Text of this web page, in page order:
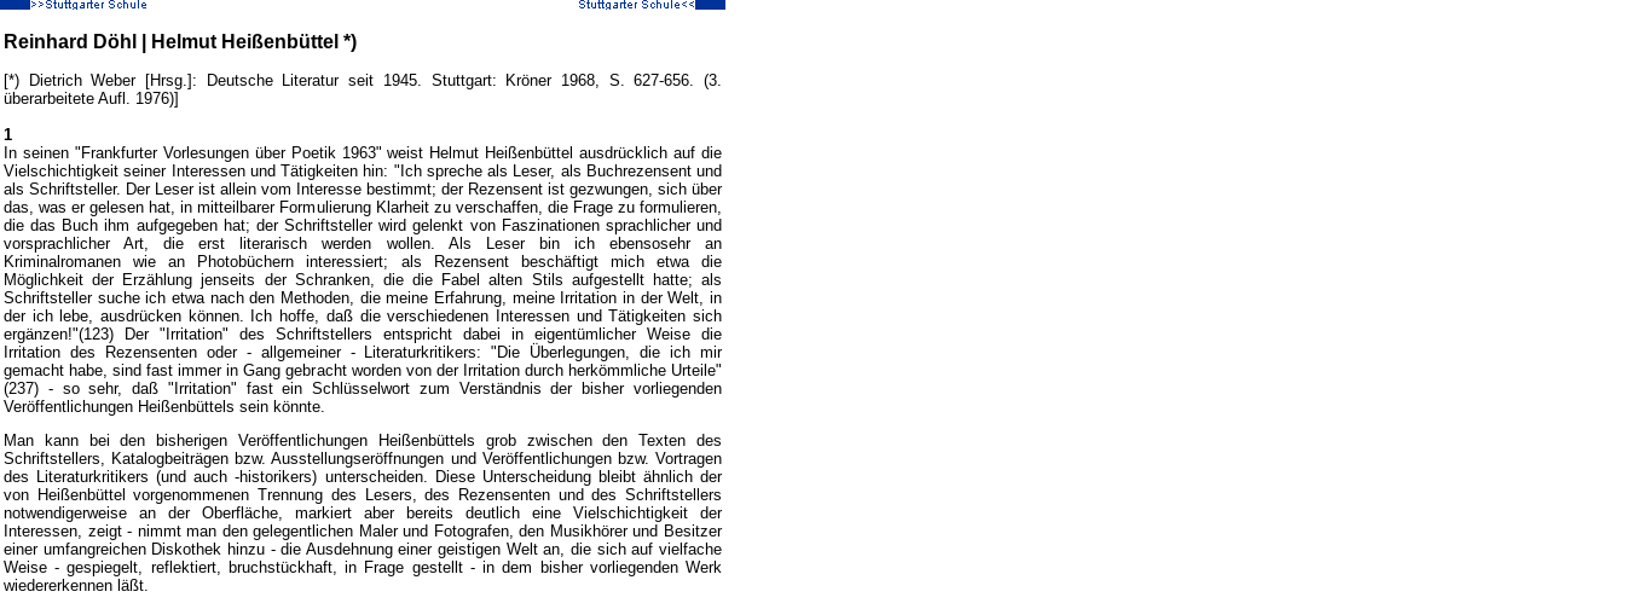
Reinhard Döhl | Helmut Heißenbüttel *)
[*) Dietrich Weber [Hrsg.]: Deutsche Literatur seit 1945. Stuttgart: Kröner 1968, S. 627-656. (3.
überarbeitete Aufl. 1976)]
1
In seinen "Frankfurter Vorlesungen über Poetik 1963" weist Helmut Heißenbüttel ausdrücklich auf die
Vielschichtigkeit seiner Interessen und Tätigkeiten hin: "Ich spreche als Leser, als Buchrezensent und
als Schriftsteller. Der Leser ist allein vom Interesse bestimmt; der Rezensent ist gezwungen, sich über
das, was er gelesen hat, in mitteilbarer Formulierung Klarheit zu verschaffen, die Frage zu formulieren,
die das Buch ihm aufgegeben hat; der Schriftsteller wird gelenkt von Faszinationen sprachlicher und
vorsprachlicher Art, die erst literarisch werden wollen. Als Leser bin ich ebensosehr an
Kriminalromanen wie an Photobüchern interessiert; als Rezensent beschäftigt mich etwa die
Möglichkeit der Erzählung jenseits der Schranken, die die Fabel alten Stils aufgestellt hatte; als
Schriftsteller suche ich etwa nach den Methoden, die meine Erfahrung, meine Irritation in der Welt, in
der ich lebe, ausdrücken können. Ich hoffe, daß die verschiedenen Interessen und Tätigkeiten sich
ergänzen!"(123) Der "Irritation" des Schriftstellers entspricht dabei in eigentümlicher Weise die
Irritation des Rezensenten oder - allgemeiner - Literaturkritikers: "Die Überlegungen, die ich mir
gemacht habe, sind fast immer in Gang gebracht worden von der Irritation durch herkömmliche Urteile"
(237) - so sehr, daß "Irritation" fast ein Schlüsselwort zum Verständnis der bisher vorliegenden
Veröffentlichungen Heißenbüttels sein könnte.
Man kann bei den bisherigen Veröffentlichungen Heißenbüttels grob zwischen den Texten des
Schriftstellers, Katalogbeiträgen bzw. Ausstellungseröffnungen und Veröffentlichungen bzw. Vortragen
des Literaturkritikers (und auch -historikers) unterscheiden. Diese Unterscheidung bleibt ähnlich der
von Heißenbüttel vorgenommenen Trennung des Lesers, des Rezensenten und des Schriftstellers
notwendigerweise an der Oberfläche, markiert aber bereits deutlich eine Vielschichtigkeit der
Interessen, zeigt - nimmt man den gelegentlichen Maler und Fotografen, den Musikhörer und Besitzer
einer umfangreichen Diskothek hinzu - die Ausdehnung einer geistigen Welt an, die sich auf vielfache
Weise - gespiegelt, reflektiert, bruchstückhaft, in Frage gestellt - in dem bisher vorliegenden Werk
wiedererkennen läßt.